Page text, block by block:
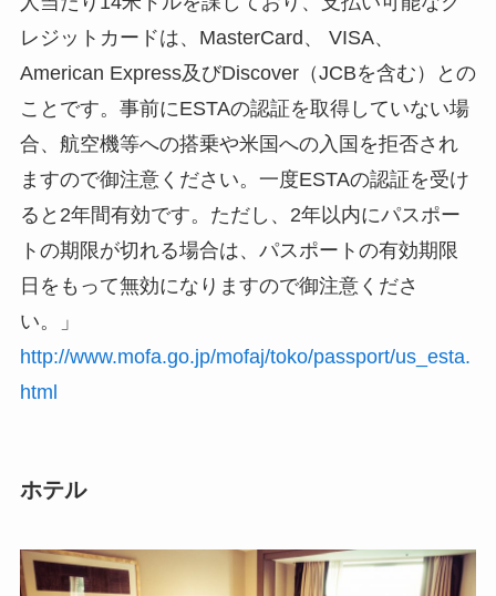
レジットカードは、MasterCard、 VISA、
American Express及びDiscover（JCBを含む）との
ことです。事前にESTAの認証を取得していない場
合、航空機等への搭乗や米国への入国を拒否され
ますので御注意ください。一度ESTAの認証を受け
ると2年間有効です。ただし、2年以内にパスポー
トの期限が切れる場合は、パスポートの有効期限
日をもって無効になりますので御注意くださ
い。」
http://www.mofa.go.jp/mofaj/toko/passport/us_esta.
html
ホテル